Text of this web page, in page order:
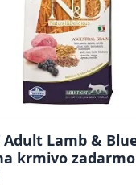
Adult Lamb &
krmivo